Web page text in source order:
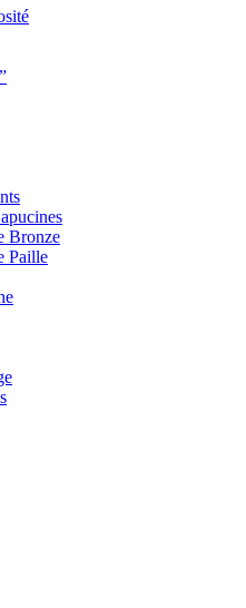
Bronze
Paille